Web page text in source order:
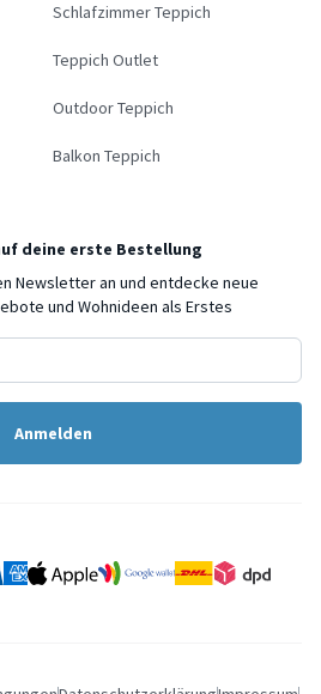
Schlafzimmer Teppich
Teppich Outlet
Outdoor Teppich
Balkon Teppich
deine erste Bestellung
Newsletter an und entdecke neue
und Wohnideen als Erstes
Anmelden